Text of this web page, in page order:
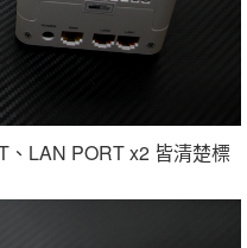
LAN PORT x2 皆清楚標